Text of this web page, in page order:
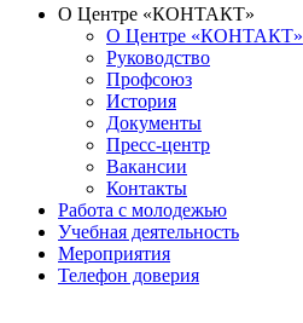
О Центре «КОНТАКТ»
О Центре «КОНТАКТ»
Руководство
Профсоюз
История
Документы
Пресс-центр
Вакансии
Контакты
Работа с молодежью
Учебная деятельность
Мероприятия
Телефон доверия